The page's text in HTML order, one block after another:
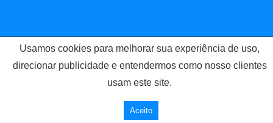
Usamos cookies para melhorar sua experiência de uso,
direcionar publicidade e entendermos como nosso clientes
usam este site.
Aceito